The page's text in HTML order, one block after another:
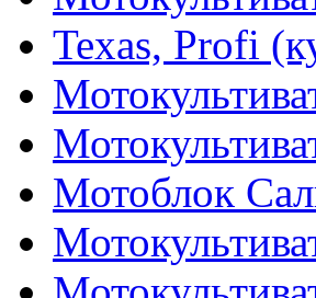
Texas, Profi
Мотоблок